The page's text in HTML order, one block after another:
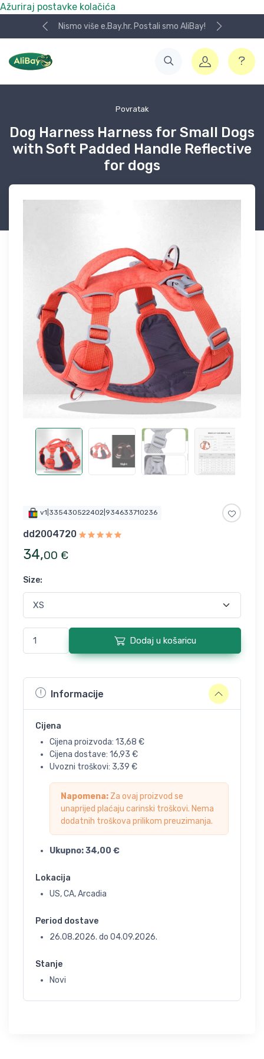
Ažuriraj postavke kolačića
Nismo više e.Bay.hr. Postali smo AliBay!
Povratak
Dog Harness Harness for Small Dogs
with Soft Padded Handle Reflective
for dogs
v1|335430522402|934633710236
dd2004720
34,00 €
Size:
Dodaj u košaricu
Informacije
Cijena
Cijena proizvoda: 13,68 €
Cijena dostave: 16,93 €
Uvozni troškovi: 3,39 €
Napomena: Za ovaj proizvod se
unaprijed plaćaju carinski troškovi. Nema
dodatnih troškova prilikom preuzimanja.
Ukupno:34,00 €
Lokacija
US, CA, Arcadia
Period dostave
26.08.2026. do 04.09.2026.
Stanje
Novi